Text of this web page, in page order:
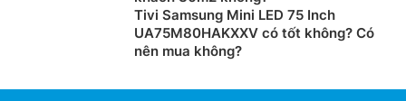
Tivi Samsung Mini LED 75 Inch
UA75M80HAKXXV có tốt không? Có
nên mua không?